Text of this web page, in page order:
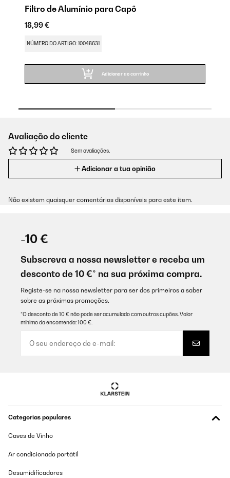
Filtro de Alumínio para Capô
18,99 €
NÚMERO DO ARTIGO: 10048631
Adicionar ao carrinho
Avaliação do cliente
Sem avaliações.
Adicionar a tua opinião
Não existem quaisquer comentários disponíveis para este item.
-10 €
Subscreva a nossa newsletter e receba um
desconto de 10 €* na sua próxima compra.
Registe-se na nossa newsletter para ser dos primeiros a saber
sobre as próximas promoções.
*O desconto de 10 € não pode ser acumulado com outros cupões. Valor
mínimo da encomenda: 100 €.
Categorias populares
Caves de Vinho
Ar condicionado portátil
Desumidificadores